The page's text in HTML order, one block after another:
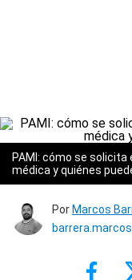
PAMI: cómo se
médica y quiénes
Por Marcos